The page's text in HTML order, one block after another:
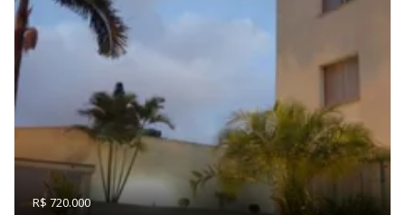
R$ 720.000